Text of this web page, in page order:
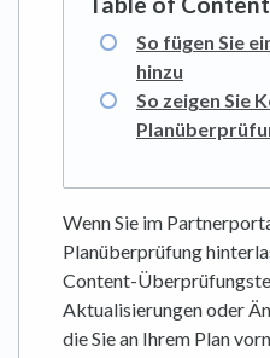
So fügen Sie
hinzu
So zeigen Sie
Wenn Sie im
Planüberprüfung
Content-
Aktualisierungen oder
die Sie an Ihrem Plan